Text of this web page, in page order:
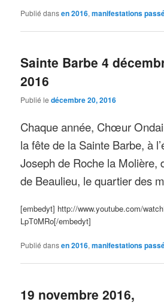
Publié dansen 2016,manifestations
Sainte Barbe 4
2016
Publié ledécembre 20, 2016
Chaque année, Chœur
la fête de la Sainte Barbe, à
Joseph de Roche la Molière,
de Beaulieu, le quartier des
[embedyt] http://www.youtube.com/
LpT0MRo[/embedyt]
Publié dansen 2016,manifestations
19 novembre 2016,